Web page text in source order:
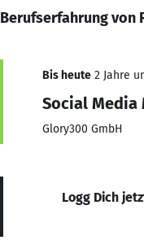
Berufserfahrung von
Bis heute 2 Jahre
Social Media
Glory300 GmbH
Logg Dich